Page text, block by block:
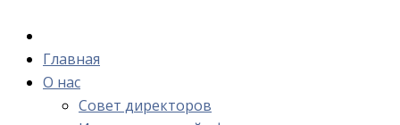
Главная
О нас
Cовет директоров